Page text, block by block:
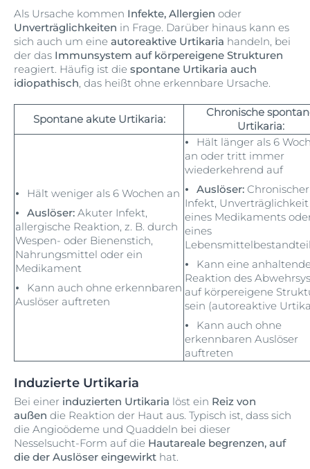
Als Ursache kommen Infekte, Allergien oder
Unverträglichkeiten in Frage. Darüber hinaus kann es
sich auch um eine autoreaktive Urtikaria handeln, bei
der das Immunsystem auf körpereigene Strukturen
reagiert. Häufig ist die spontane Urtikaria auch
idiopathisch, das heißt ohne erkennbare Ursache.
Spontane akute Urtikaria:
Chronische
Urtikaria:
⦁ Hält weniger als 6 Wochen an
⦁ Auslöser: Akuter Infekt,
allergische Reaktion, z. B. durch
Wespen- oder Bienenstich,
Nahrungsmittel oder ein
Medikament
⦁ Kann auch ohne erkennbaren
Auslöser auftreten
⦁ Hält länger als 6
an oder tritt immer
wiederkehrend auf
⦁ Auslöser: Chronischer
Infekt, Unverträglichkeit
eines Medikaments
eines
⦁ Kann eine
Reaktion des
auf körpereigene
sein (autoreaktive
⦁ Kann auch ohne
erkennbaren Auslöser
auftreten
Induzierte Urtikaria
Bei einer induzierten Urtikaria löst ein Reiz von
außen die Reaktion der Haut aus. Typisch ist, dass sich
die Angioödeme und Quaddeln bei dieser
Nesselsucht-Form auf die Hautareale begrenzen, auf
die der Auslöser eingewirkt hat.